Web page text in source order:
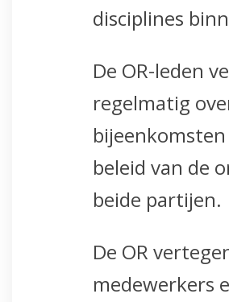
disciplines
De OR-leden
regelmatig
beleid van de
beide partijen.
De OR
medewerkers